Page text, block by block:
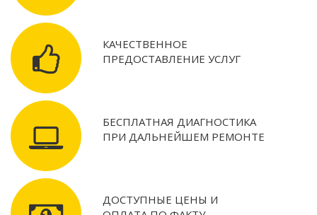
КАЧЕСТВЕННОЕ
ПРЕДОСТАВЛЕНИЕ УСЛУГ
БЕСПЛАТНАЯ ДИАГНОСТИКА
ПРИ ДАЛЬНЕЙШЕМ РЕМОНТЕ
ДОСТУПНЫЕ ЦЕНЫ И